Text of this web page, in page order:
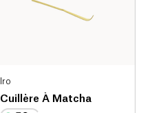
Iro
Cuillère À Matcha